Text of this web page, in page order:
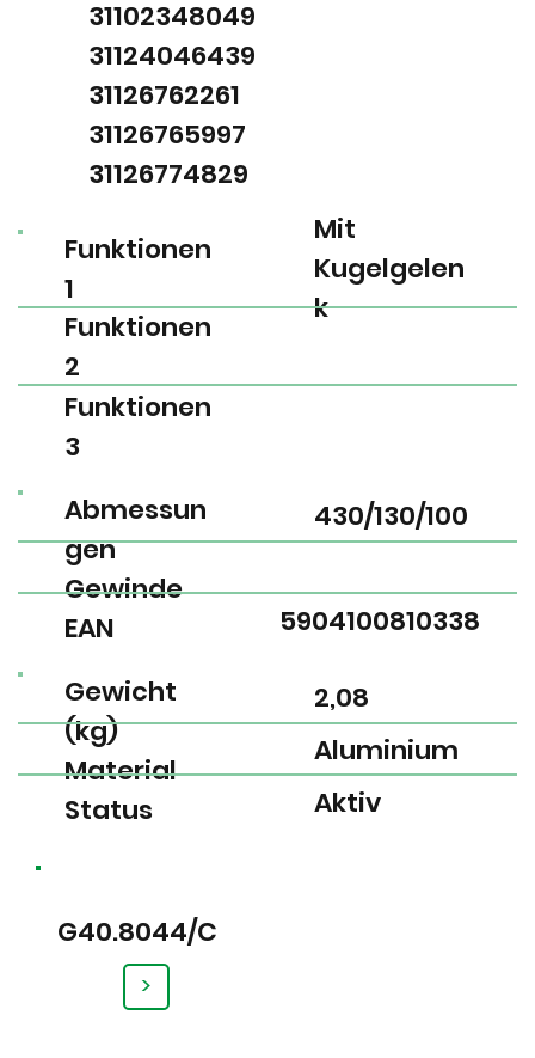
G40.8044/C
>
EAN
Gewinde
Abmessun
gen
5904100810338
430/130/100
Gewicht
(kg)
Material
Status
2,08
Aluminium
Aktiv
Funktionen
1
Funktionen
2
Funktionen
3
Mit
Kugelgelen
k
31102348049
31124046439
31126762261
31126765997
31126774829